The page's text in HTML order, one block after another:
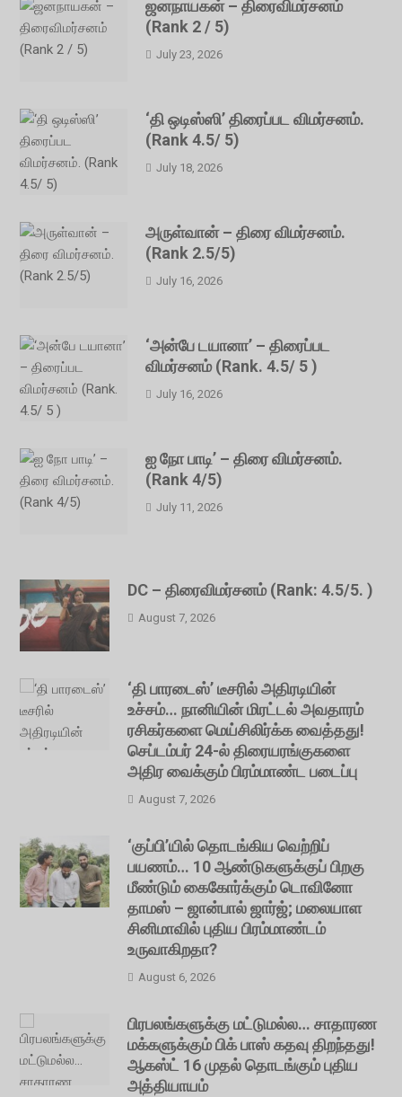
ஜனநாயகன் – திரைவிமர்சனம்
(Rank 2 / 5)
July 23, 2026
‘தி ஒடிஸ்ஸி’ திரைப்பட விமர்சனம்.
(Rank 4.5/ 5)
July 18, 2026
அருள்வான் – திரை விமர்சனம்.
(Rank 2.5/5)
July 16, 2026
‘அன்பே டயானா’ – திரைப்பட
விமர்சனம் (Rank. 4.5/ 5 )
July 16, 2026
ஐ நோ பாடி’ – திரை விமர்சனம்.
(Rank 4/5)
July 11, 2026
DC – திரைவிமர்சனம் (Rank: 4.5/5. )
August 7, 2026
‘தி பாரடைஸ்’ டீசரில் அதிரடியின்
உச்சம்… நானியின் மிரட்டல் அவதாரம்
ரசிகர்களை மெய்சிலிர்க்க வைத்தது!
செப்டம்பர் 24-ல் திரையரங்குகளை
அதிர வைக்கும் பிரம்மாண்ட படைப்பு
August 7, 2026
‘குப்பி’யில் தொடங்கிய வெற்றிப்
பயணம்… 10 ஆண்டுகளுக்குப் பிறகு
மீண்டும் கைகோர்க்கும் டொவினோ
தாமஸ் – ஜான்பால் ஜார்ஜ்; மலையாள
சினிமாவில் புதிய பிரம்மாண்டம்
உருவாகிறதா?
August 6, 2026
பிரபலங்களுக்கு மட்டுமல்ல… சாதாரண
மக்களுக்கும் பிக் பாஸ் கதவு திறந்தது!
ஆகஸ்ட் 16 முதல் தொடங்கும் புதிய
அத்தியாயம்